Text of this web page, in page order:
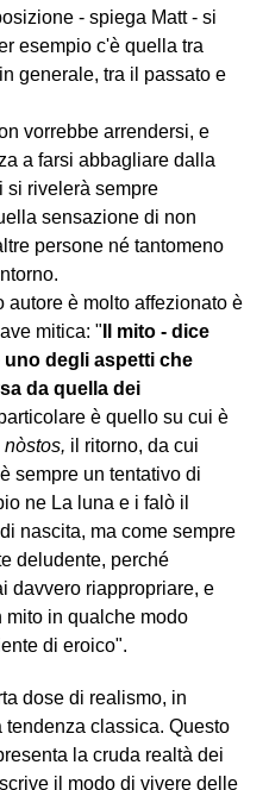
- spiega Matt - si
esempio c'è quella tra
generale, tra il passato e
vorrebbe arrendersi, e
a farsi abbagliare dalla
si rivelerà sempre
sensazione di non
persone né tantomeno
autore è molto affezionato è
mitica: " Il mito - dice
uno degli aspetti che
da quella dei
è quello su cui è
nòstos, il ritorno, da cui
sempre un tentativo di
ne La luna e i falò il
nascita, ma come sempre
deludente, perché
davvero riappropriare, e
mito in qualche modo
di eroico".
dose di realismo, in
classica. Questo
la cruda realtà dei
il modo di vivere delle